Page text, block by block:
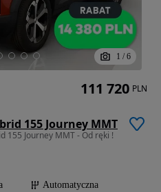
1 / 6
155 Journey MMT
155 Journey MMT - Od ręki !
Automatyczna
111 720 PLN